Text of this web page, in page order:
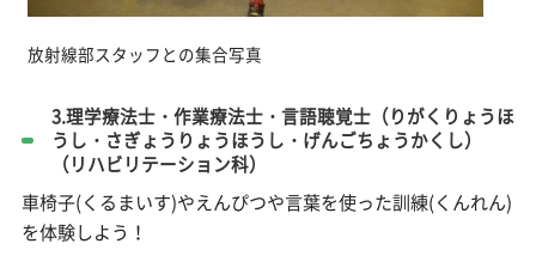
放射線部スタッフとの集合写真
3.理学療法士・作業療法士・言語聴覚士（りがくりょうほ
うし・さぎょうりょうほうし・げんごちょうかくし）
（リハビリテーション科）
車椅子(くるまいす)やえんぴつや言葉を使った訓練(くんれん)
を体験しよう！